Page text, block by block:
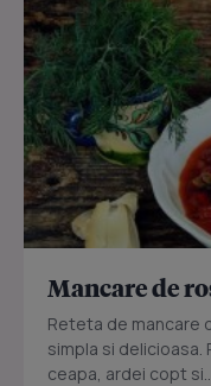
Mancare de
Reteta de mancare
simpla si
ceapa, ardei copt